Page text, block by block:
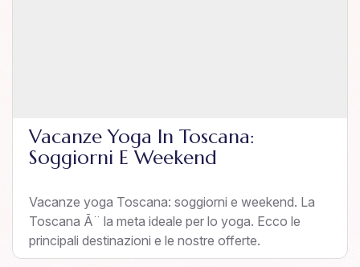
Vacanze Yoga In Toscana:
Soggiorni E Weekend
Vacanze yoga Toscana: soggiorni e weekend. La
Toscana Ã¨ la meta ideale per lo yoga. Ecco le
principali destinazioni e le nostre offerte.